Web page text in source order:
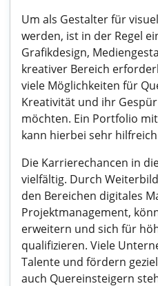
Um als Gestalter für
werden, ist in der Regel
Grafikdesign,
kreativer Bereich
viele Möglichkeiten für
Kreativität und ihr
möchten. Ein Portfolio
kann hierbei sehr
Die Karrierechancen in
vielfältig. Durch
den Bereichen digitales
Projektmanagement,
erweitern und sich für
qualifizieren. Viele
Talente und fördern
auch Quereinsteigern